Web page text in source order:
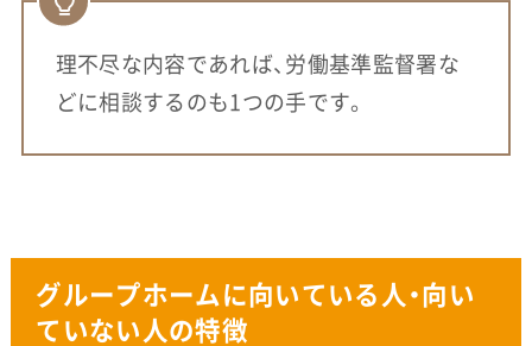
理不尽な内容であれば、労働基準監督署な
どに相談するのも1つの手です。
グループホームに向いている人・向い
ていない人の特徴